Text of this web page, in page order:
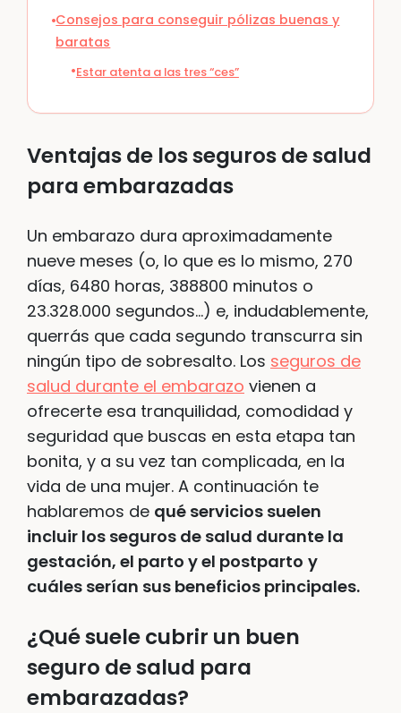
Consejos para conseguir pólizas buenas y
baratas
Estar atenta a las tres “ces”
Ventajas de los seguros de salud
para embarazadas
Un embarazo dura aproximadamente
nueve meses (o, lo que es lo mismo, 270
días, 6480 horas, 388800 minutos o
23.328.000 segundos…) e, indudablemente,
querrás que cada segundo transcurra sin
ningún tipo de sobresalto. Los seguros de
salud durante el embarazo vienen a
ofrecerte esa tranquilidad, comodidad y
seguridad que buscas en esta etapa tan
bonita, y a su vez tan complicada, en la
vida de una mujer. A continuación te
hablaremos de qué servicios suelen
incluir los seguros de salud durante la
gestación, el parto y el postparto y
cuáles serían sus beneficios principales.
¿Qué suele cubrir un buen
seguro de salud para
embarazadas?